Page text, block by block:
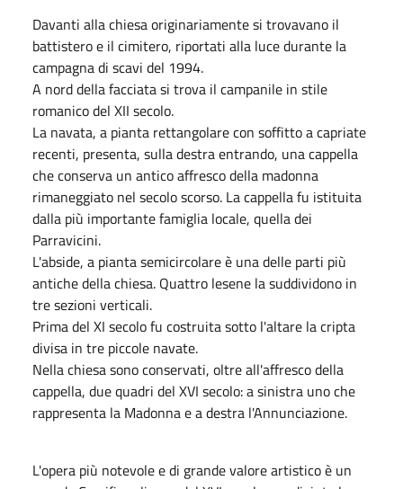
Davanti alla chiesa originariamente si trovavano il
battistero e il cimitero, riportati alla luce durante la
campagna di scavi del 1994.
A nord della facciata si trova il campanile in stile
romanico del XII secolo.
La navata, a pianta rettangolare con soffitto a capriate
recenti, presenta, sulla destra entrando, una cappella
che conserva un antico affresco della madonna
rimaneggiato nel secolo scorso. La cappella fu istituita
dalla più importante famiglia locale, quella dei
Parravicini.
L'abside, a pianta semicircolare è una delle parti più
antiche della chiesa. Quattro lesene la suddividono in
tre sezioni verticali.
Prima del XI secolo fu costruita sotto l'altare la cripta
divisa in tre piccole navate.
Nella chiesa sono conservati, oltre all'affresco della
cappella, due quadri del XVI secolo: a sinistra uno che
rappresenta la Madonna e a destra l'Annunciazione.
L'opera più notevole e di grande valore artistico è un